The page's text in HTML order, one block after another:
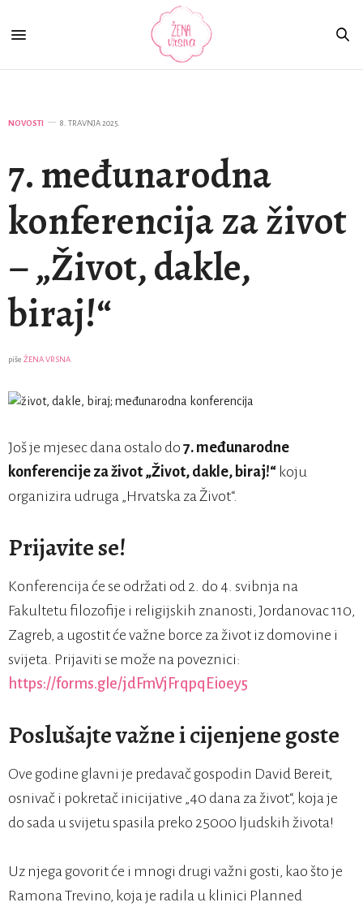
NOVOSTI 8. TRAVNJA 2025.
7. međunarodna
konferencija za život
– „Život, dakle,
biraj!“
piše ŽENA VRSNA
Još je mjesec dana ostalo do 7. međunarodne
konferencije za život „Život, dakle, biraj!“ koju
organizira udruga „Hrvatska za Život“.
Prijavite se!
Konferencija će se održati od 2. do 4. svibnja na
Fakultetu filozofije i religijskih znanosti, Jordanovac 110,
Zagreb, a ugostit će važne borce za život iz domovine i
svijeta. Prijaviti se može na poveznici:
https://forms.gle/jdFmVjFrqpqEioey5
Poslušajte važne i cijenjene goste
Ove godine glavni je predavač gospodin David Bereit,
osnivač i pokretač inicijative „40 dana za život“, koja je
do sada u svijetu spasila preko 25000 ljudskih života!
Uz njega govorit će i mnogi drugi važni gosti, kao što je
Ramona Trevino, koja je radila u klinici Planned